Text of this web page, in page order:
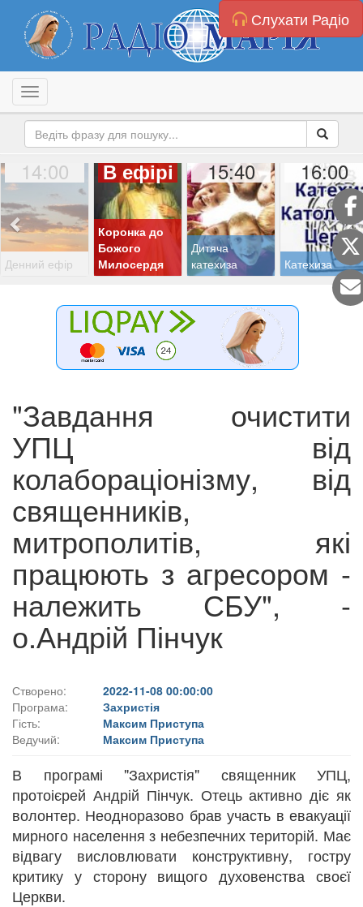
Слухати Радіо
Toggle navigation
14:00
Денний ефір
В ефірі
Коронка до
Божого
Милосердя
15:40
Дитяча
катехиза
16:00
Катехиза
"Завдання очистити
УПЦ від
колабораціонізму, від
священників,
митрополитів, які
працюють з агресором -
належить СБУ", -
о.Андрій Пінчук
Створено:
2022-11-08 00:00:00
Програма:
Захристія
Гість:
Максим Приступа
Ведучий:
Максим Приступа
В програмі "Захристія" священник УПЦ,
протоієрей Андрій Пінчук. Отець активно діє як
волонтер. Неодноразово брав участь в евакуації
мирного населення з небезпечних територій. Має
відвагу висловлювати конструктивну, гостру
критику у сторону вищого духовенства своєї
Церкви.